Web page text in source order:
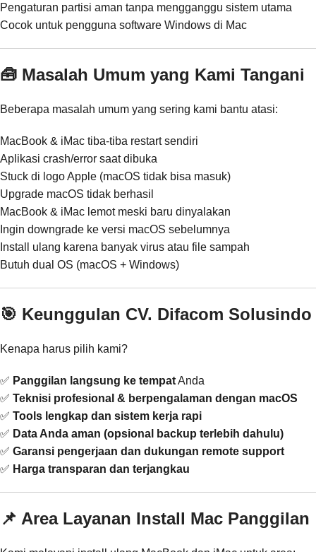
Pengaturan partisi aman tanpa mengganggu sistem utama
Cocok untuk pengguna software Windows di Mac
🧰 Masalah Umum yang Kami Tangani
Beberapa masalah umum yang sering kami bantu atasi:
MacBook & iMac tiba-tiba restart sendiri
Aplikasi crash/error saat dibuka
Stuck di logo Apple (macOS tidak bisa masuk)
Upgrade macOS tidak berhasil
MacBook & iMac lemot meski baru dinyalakan
Ingin downgrade ke versi macOS sebelumnya
Install ulang karena banyak virus atau file sampah
Butuh dual OS (macOS + Windows)
🎯 Keunggulan CV. Difacom Solusindo
Kenapa harus pilih kami?
✅ Panggilan langsung ke tempatAnda
✅ Teknisi profesional & berpengalaman dengan macOS
✅ Tools lengkap dan sistem kerja rapi
✅ Data Anda aman (opsional backup terlebih dahulu)
✅ Garansi pengerjaan dan dukungan remote support
✅ Harga transparan dan terjangkau
📌 Area Layanan Install Mac Panggilan